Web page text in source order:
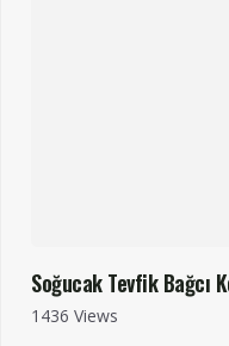
Soğucak Tevfik Bağcı
1436 Views